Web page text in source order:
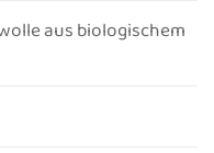
aus biologischem